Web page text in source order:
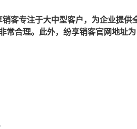
客专注于大中型客户，为企业提供
常合理。此外，纷享销客官网地址